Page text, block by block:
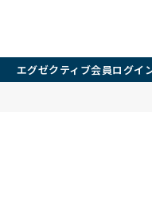
エグゼクティブ会員ログイ